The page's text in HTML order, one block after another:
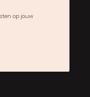
op jouw